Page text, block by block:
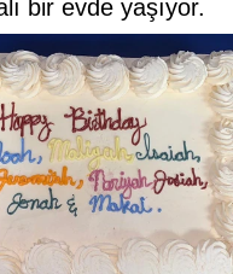
bir evde yaşıyor.